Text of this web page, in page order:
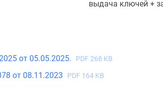
выдача ключей +
от 05.05.2025. PDF 268 KB
от 08.11.2023 PDF 164 KB